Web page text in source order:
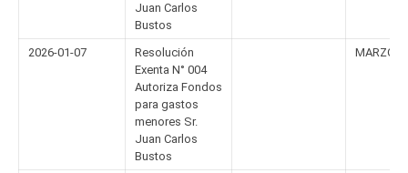
Juan Carlos
Bustos
2026-01-07
Resolución
Exenta N° 004
Autoriza Fondos
para gastos
menores Sr.
Juan Carlos
Bustos
MARZO